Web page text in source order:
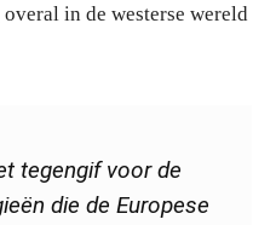
in de westerse wereld
tegengif voor de
die de Europese